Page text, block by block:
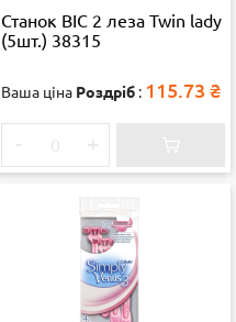
Станок ВІС 2 леза Twin lady
(5шт.) 38315
Ваша ціна Роздріб : 115.73 ₴